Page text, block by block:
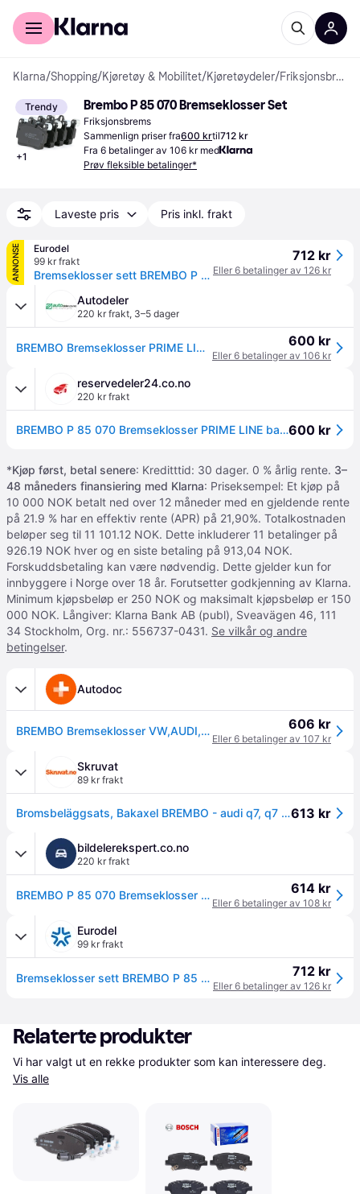
For kunder
Klarna/Shopping/Kjøretøy & Mobilitet/Kjøretøydeler/ Friksjonsbremser
Trendy
+1
Brembo P 85 070 Bremseklosser Set
Friksjonsbrems
Sammenlign priser fra600 krtil712 kr
Fra 6 betalinger av 106 kr med
Prøv fleksible betalinger*
Laveste pris Pris inkl. frakt
ANNONSE
Eurodel
99 kr frakt
Bremseklosser sett BREMBO P 85 070
712 kr
Eller 6 betalinger av 126 kr
Autodeler
220 kr frakt, 3–5 dager
BREMBO Bremseklosser PRIME LINE bakaksel P 85 070 Bremsebelegg sett, skivebremse VW,AUDI,PORSCHE 600 kr
Eller 6 betalinger av 106 kr
reservedeler24.co.no
220 kr frakt
BREMBO P 85 070 Bremseklosser PRIME LINE bakaksel, klargjort for slitasjeindikator, med antihyle blikk, med balansevekter600 kr
*Kjøp først, betal senere: Kreditttid: 30 dager. 0 % årlig rente. 3–
48 måneders finansiering med Klarna: Priseksempel: Et kjøp på
10 000 NOK betalt ned over 12 måneder med en gjeldende rente
på 21.9 % har en effektiv rente (APR) på 21,90%. Totalkostnaden
beløper seg til 11 101.12 NOK. Dette inkluderer 11 betalinger på
926.19 NOK hver og en siste betaling på 913,04 NOK.
Forskuddsbetaling kan være nødvendig. Dette gjelder kun for
innbyggere i Norge over 18 år. Forutsetter godkjenning av Klarna.
Minimum kjøpsbeløp er 250 NOK og maksimalt kjøpsbeløp er 150
000 NOK. Långiver: Klarna Bank AB (publ), Sveavägen 46, 111
34 Stockholm, Org. nr.: 556737-0431. Se vilkår og andre
betingelser.
Autodoc
BREMBO Bremseklosser VW,AUDI,PORSCHE P 85 070 95535293900,95535293902,95535293903 Bremsebelegg sett, skivebremse 7L0698451B,7L0698451G,7L0698451H 606 kr
Eller 6 betalinger av 107 kr
Skruvat
89 kr frakt
Bromsbeläggsats, Bakaxel BREMBO - audi q7, q7 van, porsche cayenne, vw touareg - OE 7L0698451, 7L0698451A, 7L0698451B613 kr
bildelerekspert.co.no
220 kr frakt
BREMBO P 85 070 Bremseklosser PRIME LINE bakaksel, med antihyle blikk, med balansevekter 614 kr
Eller 6 betalinger av 108 kr
Eurodel
99 kr frakt
Bremseklosser sett BREMBO P 85 070 712 kr
Eller 6 betalinger av 126 kr
Relaterte produkter
Vis alle